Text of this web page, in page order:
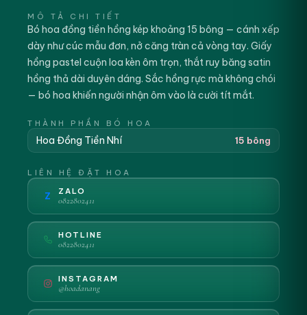
MÔ TẢ CHI TIẾT
Bó hoa đồng tiền hồng kép khoảng 15 bông — cánh xếp
dày như cúc mẫu đơn, nở căng tràn cả vòng tay. Giấy
hồng pastel cuộn loa kèn ôm trọn, thắt ruy băng satin
hồng thả dài duyên dáng. Sắc hồng rực mà không chói
— bó hoa khiến người nhận ôm vào là cười tít mắt.
THÀNH PHẦN BÓ HOA
Hoa Đồng Tiền Nhí 15 bông
LIÊN HỆ ĐẶT HOA
Z ZALO
0822802411
HOTLINE
0822802411
INSTAGRAM
@hoadanang